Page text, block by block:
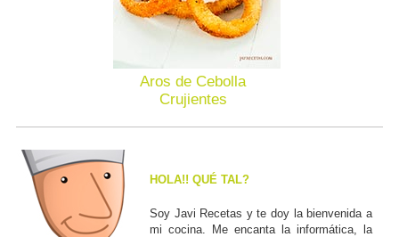
Aros de Cebolla
Crujientes
HOLA!! QUÉ TAL?
Soy Javi Recetas y te doy la bienvenida a
mi cocina. Me encanta la informática, la